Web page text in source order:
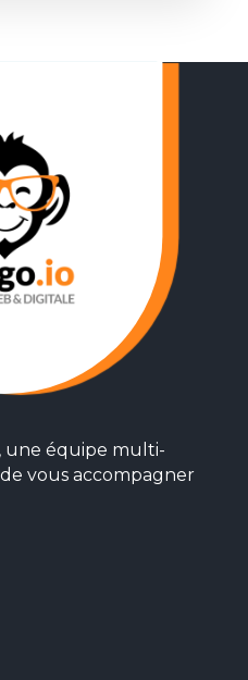
(articles, fiches
vos réseaux sociaux
Marketing Digital
une équipe multi-
vous accompagner